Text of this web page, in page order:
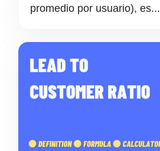
promedio por usuario), es...